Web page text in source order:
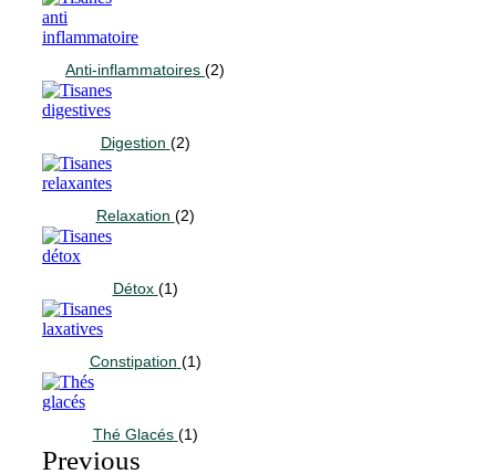
Anti-inflammatoires (2)
Digestion (2)
Relaxation (2)
Détox (1)
Constipation (1)
Thé Glacés (1)
Previous